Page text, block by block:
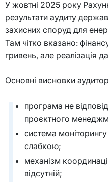
У жовтні 2025 року
результати аудиту
захисних споруд для
Там чітко вказано:
гривень, але реалізація
Основні висновки
програма не
проєктного
система
слабкою;
механізм
відсутній;